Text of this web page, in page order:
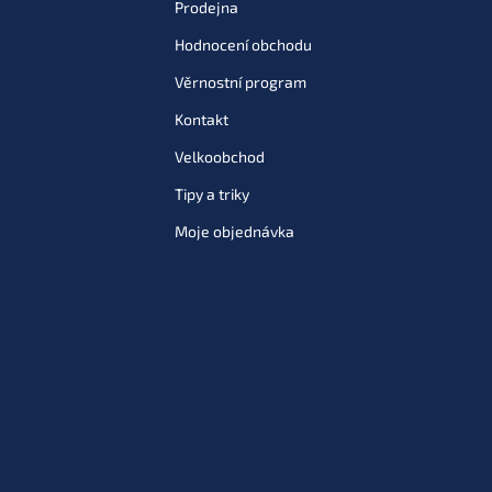
Prodejna
Hodnocení obchodu
Věrnostní program
Kontakt
Velkoobchod
Tipy a triky
Moje objednávka